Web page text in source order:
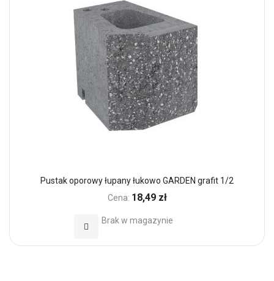
Pustak oporowy łupany łukowo GARDEN grafit 1/2
Cena: 18,49 zł
Brak w magazynie
Dodaj do Ulubionych